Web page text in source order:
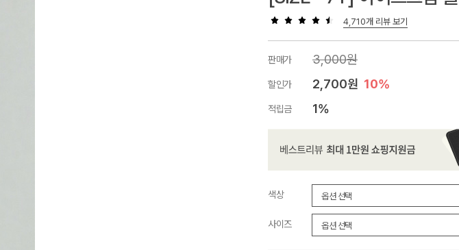
4,710개 리뷰 보기
판매가 3,000원
할인가 2,700원 10%
적립금 1%
색상
사이즈